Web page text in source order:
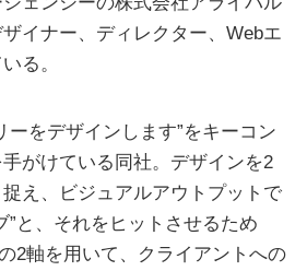
イナー、ディレクター、Webエ
る。
ーをデザインします”をキーコン
がけている同社。デザインを2
え、ビジュアルアウトプットで
”と、それをヒットさせるため
2軸を用いて、クライアントへの